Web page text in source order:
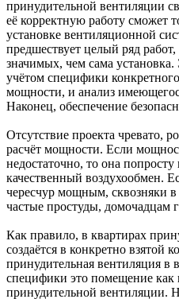
принудительной вентиляции
её корректную работу сможет
установке вентиляционной
предшествует целый ряд
значимых, чем сама установка.
учётом специфики
мощности, и анализ
Наконец, обеспечение
Отсутствие проекта чревато,
расчёт мощности. Если
недостаточно, то она
качественный воздухообмен.
чересчур мощным, сквозняки
частые простуды, домочадцам
Как правило, в квартирах
создаётся в конкретно взятой
принудительная вентиляция в
специфики это помещение как
принудительной вентиляции.